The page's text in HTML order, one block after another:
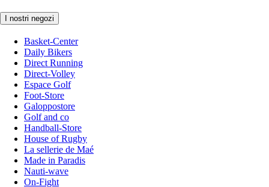
I nostri negozi
Basket-Center
Daily Bikers
Direct Running
Direct-Volley
Espace Golf
Foot-Store
Galoppostore
Golf and co
Handball-Store
House of Rugby
La sellerie de Maé
Made in Paradis
Nauti-wave
On-Fight